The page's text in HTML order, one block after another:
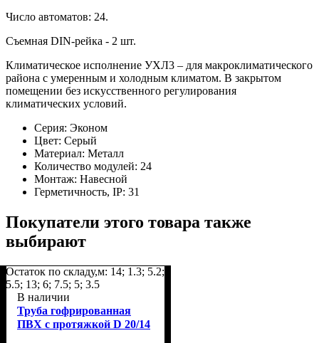
Число автоматов: 24.
Съемная DIN-рейка - 2 шт.
Климатическое исполнение УХЛ3 – для макроклиматического
района с умеренным и холодным климатом. В закрытом
помещении без искусственного регулирования
климатических условий.
Серия: Эконом
Цвет: Серый
Материал: Металл
Количество модулей: 24
Монтаж: Навесной
Герметичность, IP: 31
Покупатели этого товара также
выбирают
Остаток по складу,м: 14; 1.3; 5.2;
5.5; 13; 6; 7.5; 5; 3.5
В наличии
Труба гофрированная
ПВХ с протяжкой D 20/14